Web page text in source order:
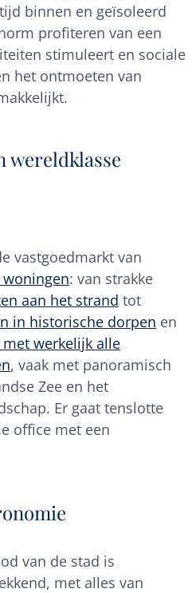
binnen en geïsoleerd
profiteren van een
stimuleert en sociale
het ontmoeten van
wereldklasse
vastgoedmarkt van
: van strakke
aan het strand tot
in historische dorpen en
met werkelijk alle
, vaak met panoramisch
Zee en het
Er gaat tenslotte
office met een
van de stad is
met alles van